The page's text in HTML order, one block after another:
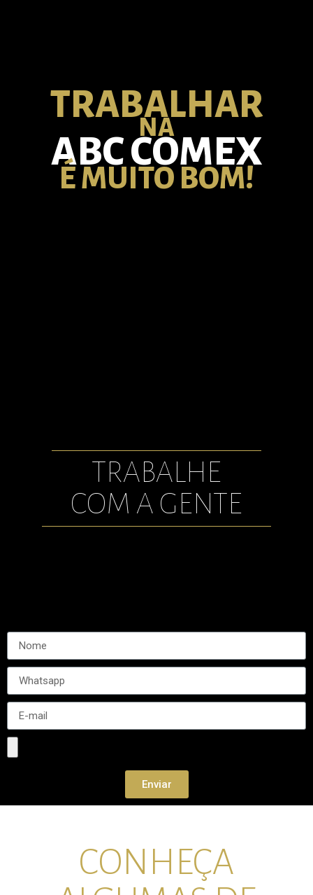
TRABALHAR
NA
ABC COMEX
É MUITO BOM!
TRABALHE
COM A GENTE
Enviar
CONHEÇA